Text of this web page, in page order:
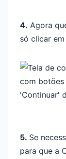
4. Agora
só clicar em
5. Se
para que a